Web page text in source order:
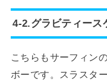
4-2.グラビティース
こちらもサーフィン
ボーです。スラスタ